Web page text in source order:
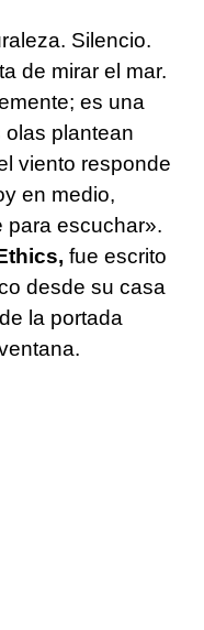
Silencio.
de mirar el mar.
es una
olas plantean
viento responde
en medio,
para escuchar».
fue escrito
desde su casa
la portada